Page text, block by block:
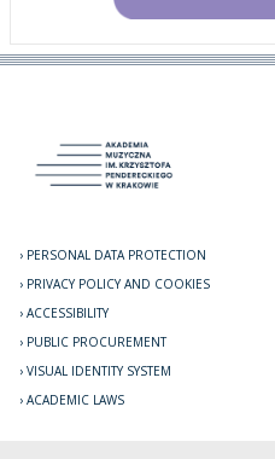
PERSONAL DATA PROTECTION
PRIVACY POLICY AND COOKIES
ACCESSIBILITY
PUBLIC PROCUREMENT
VISUAL IDENTITY SYSTEM
ACADEMIC LAWS